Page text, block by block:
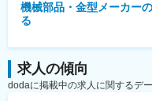
機械部品・金型メーカー
る
求人の傾向
dodaに掲載中の求人に関するデ